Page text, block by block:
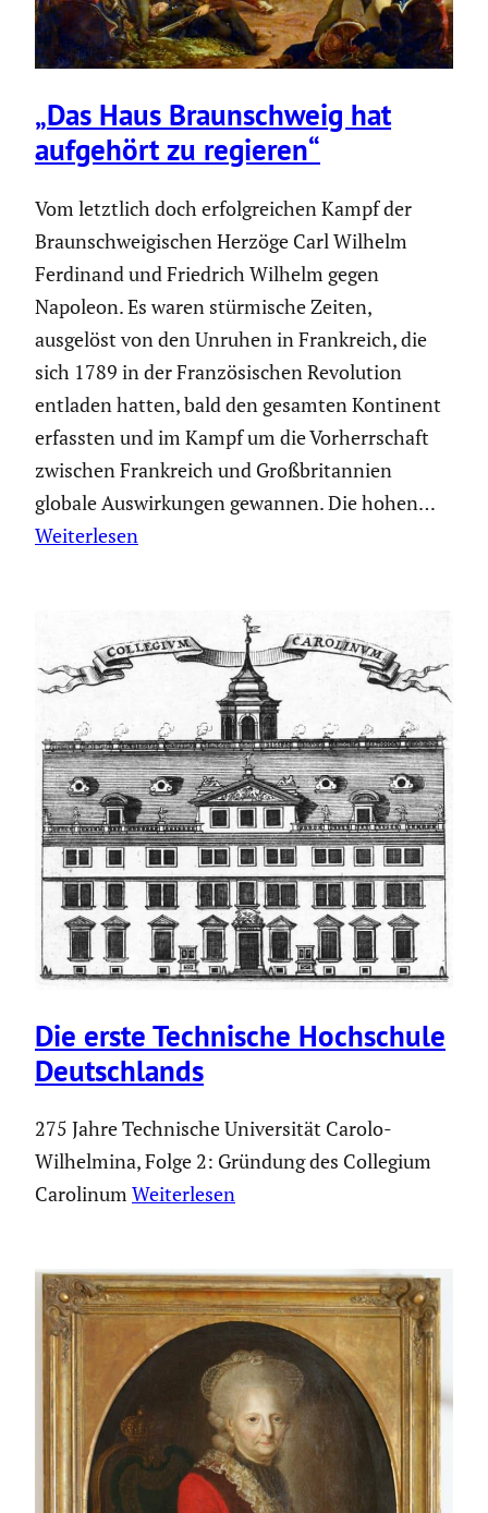
„Das Haus Braun­schweig hat
aufgehört zu regieren“
Vom letztlich doch erfolg­rei­chen Kampf der
Braun­schwei­gi­schen Herzöge Carl Wilhelm
Ferdinand und Friedrich Wilhelm gegen
Napoleon. Es waren stürmi­sche Zeiten,
ausgelöst von den Unruhen in Frank­reich, die
sich 1789 in der Franzö­si­schen Revolu­tion
entladen hatten, bald den gesamten Kontinent
erfassten und im Kampf um die Vorherr­schaft
zwischen Frank­reich und Großbri­tan­nien
globale Auswir­kungen gewannen. Die hohen…
Weiterlesen
Die erste Techni­sche Hochschule
Deutsch­lands
275 Jahre Technische Universität Carolo-
Wilhelmina, Folge 2: Gründung des Collegium
Carolinum Weiterlesen